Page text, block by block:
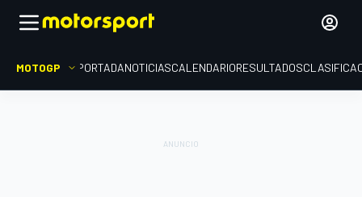
MOTOGP PORTADANOTICIASCALENDARIORESULTADOS